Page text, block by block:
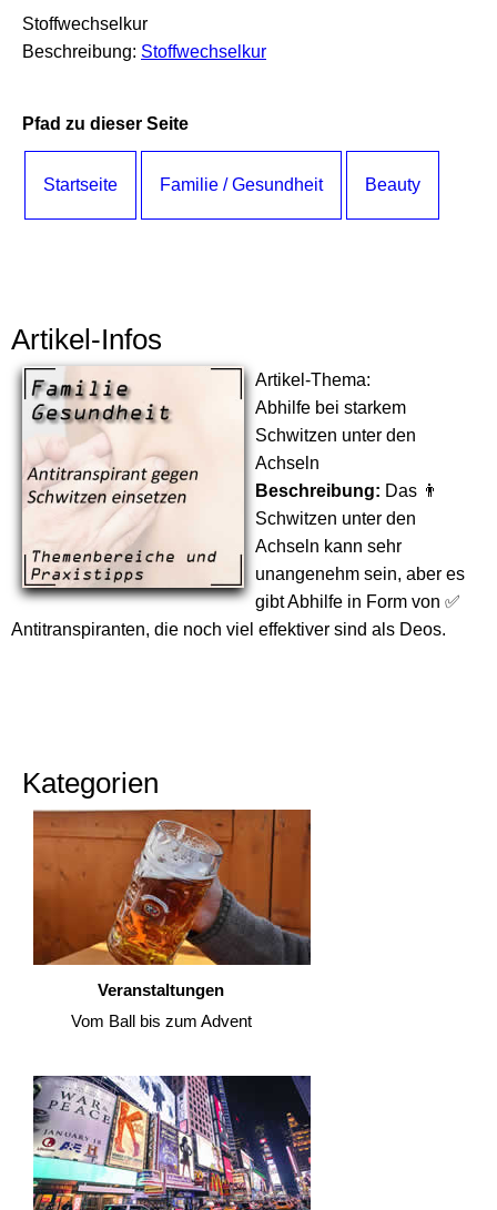
Stoffwechselkur
Beschreibung: Stoffwechselkur
Pfad zu dieser Seite
Startseite Familie / Gesundheit Beauty
Artikel-Infos
Artikel-Thema:
Abhilfe bei starkem
Schwitzen unter den
Achseln
Beschreibung: Das 👨
Schwitzen unter den
Achseln kann sehr
unangenehm sein, aber es
gibt Abhilfe in Form von ✅
Antitranspiranten, die noch viel effektiver sind als Deos.
Kategorien
Veranstaltungen
Vom Ball bis zum Advent